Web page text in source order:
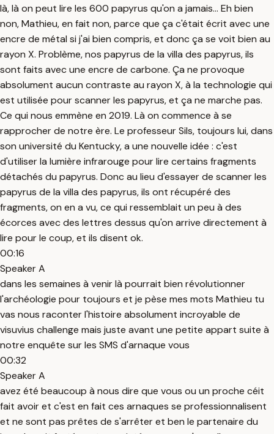
là, là on peut lire les 600 papyrus qu'on a jamais... Eh bien
non, Mathieu, en fait non, parce que ça c'était écrit avec une
encre de métal si j'ai bien compris, et donc ça se voit bien au
rayon X. Problème, nos papyrus de la villa des papyrus, ils
sont faits avec une encre de carbone. Ça ne provoque
absolument aucun contraste au rayon X, à la technologie qui
est utilisée pour scanner les papyrus, et ça ne marche pas.
Ce qui nous emmène en 2019. Là on commence à se
rapprocher de notre ère. Le professeur Sils, toujours lui, dans
son université du Kentucky, a une nouvelle idée : c'est
d'utiliser la lumière infrarouge pour lire certains fragments
détachés du papyrus. Donc au lieu d'essayer de scanner les
papyrus de la villa des papyrus, ils ont récupéré des
fragments, on en a vu, ce qui ressemblait un peu à des
écorces avec des lettres dessus qu'on arrive directement à
lire pour le coup, et ils disent ok.
00:16
Speaker A
dans les semaines à venir là pourrait bien révolutionner
l'archéologie pour toujours et je pèse mes mots Mathieu tu
vas nous raconter l'histoire absolument incroyable de
visuvius challenge mais juste avant une petite appart suite à
notre enquête sur les SMS d'arnaque vous
00:32
Speaker A
avez été beaucoup à nous dire que vous ou un proche céit
fait avoir et c'est en fait ces arnaques se professionnalisent
et ne sont pas prêtes de s'arrêter et ben le partenaire du